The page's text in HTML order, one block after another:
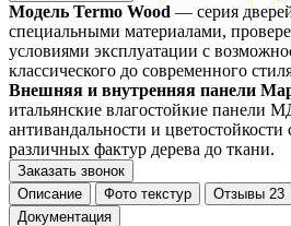
Модель Termo Wood — серия
специальными материалами,
условиями эксплуатации с
классического до современного
Внешняя и внутренняя панели
итальянские влагостойкие панели
антивандальности и цветостойкости
различных фактур дерева до ткани.
Заказать звонок
Описание
Фото текстур Отзывы 23
Документация